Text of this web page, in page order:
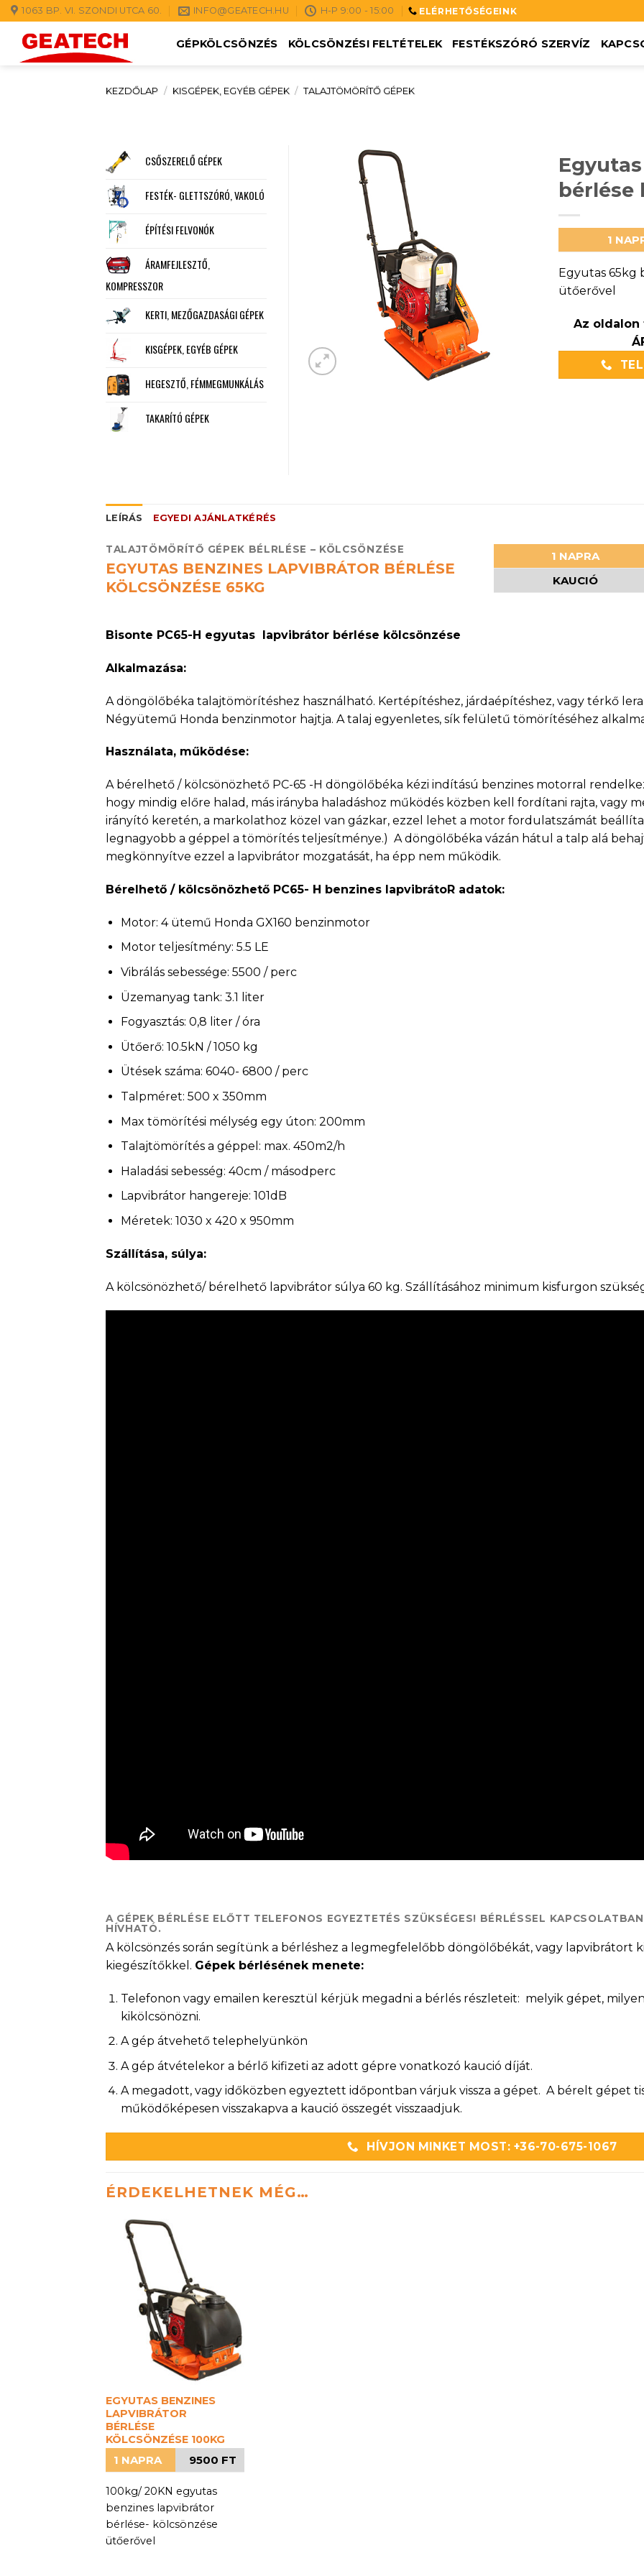
Skip
content
1063 BP. VI. SZONDI UTCA 60. INFO@GEATECH.HU H-P 9:00 - 15:00 ELÉRHETŐSÉGEINK
GÉPKÖLCSÖNZÉS KÖLCSÖNZÉSI FELTÉTELEK FESTÉKSZÓRÓ SZERVÍZ
KEZDŐLAP / KISGÉPEK, EGYÉB GÉPEK / TALAJTÖMÖRÍTŐ GÉPEK
bérlése
1
Egyutas 65kg
ütőerővel
Az oldalon
CSŐSZERELŐ GÉPEK
FESTÉK- GLETTSZÓRÓ, VAKOLÓ
ÉPÍTÉSI FELVONÓK
ÁRAMFEJLESZTŐ,
KOMPRESSZOR
KERTI, MEZŐGAZDASÁGI GÉPEK
KISGÉPEK, EGYÉB GÉPEK
HEGESZTŐ, FÉMMEGMUNKÁLÁS
TAKARÍTÓ GÉPEK
LEÍRÁS EGYEDI AJÁNLATKÉRÉS
TALAJTÖMÖRÍTŐ GÉPEK BÉLRLÉSE – KÖLCSÖNZÉSE
EGYUTAS BENZINES LAPVIBRÁTOR BÉRLÉSE
KÖLCSÖNZÉSE 65KG
1 NAPRA
KAUCIÓ
Bisonte PC65-H egyutas lapvibrátor bérlése kölcsönzése
Alkalmazása:
A döngölőbéka talajtömörítéshez használható. Kertépítéshez, járdaépítéshez, vagy térkő
Négyütemű Honda benzinmotor hajtja. A talaj egyenletes, sík felületű tömörítéséhez
Használata, működése:
A bérelhető / kölcsönözhető PC-65 -H döngölőbéka kézi indítású benzines motorral
hogy mindig előre halad, más irányba haladáshoz működés közben kell fordítani rajta, vagy
irányító keretén, a markolathoz közel van gázkar, ezzel lehet a motor fordulatszámát
legnagyobb a géppel a tömörítés teljesítménye.) A döngölőbéka vázán hátul a talp alá
megkönnyítve ezzel a lapvibrátor mozgatását, ha épp nem működik.
Bérelhető / kölcsönözhető PC65- H benzines lapvibrátoR adatok:
Motor: 4 ütemű Honda GX160 benzinmotor
Motor teljesítmény: 5.5 LE
Vibrálás sebessége: 5500 / perc
Üzemanyag tank: 3.1 liter
Fogyasztás: 0,8 liter / óra
Ütőerő: 10.5kN / 1050 kg
Ütések száma: 6040- 6800 / perc
Talpméret: 500 x 350mm
Max tömörítési mélység egy úton: 200mm
Talajtömörítés a géppel: max. 450m2/h
Haladási sebesség: 40cm / másodperc
Lapvibrátor hangereje: 101dB
Méretek: 1030 x 420 x 950mm
Szállítása, súlya:
A kölcsönözhető/ bérelhető lapvibrátor súlya 60 kg. Szállításához minimum kisfurgon
A GÉPEK BÉRLÉSE ELŐTT TELEFONOS EGYEZTETÉS SZÜKSÉGES! BÉRLÉSSEL
HÍVHATÓ.
A kölcsönzés során segítünk a bérléshez a legmegfelelőbb döngölőbékát, vagy lapvibrátort
kiegészítőkkel. Gépek bérlésének menete:
Telefonon vagy emailen keresztül kérjük megadni a bérlés részleteit: melyik gépet,
kikölcsönözni.
A gép átvehető telephelyünkön
A gép átvételekor a bérlő kifizeti az adott gépre vonatkozó kaució díját.
A megadott, vagy időközben egyeztett időpontban várjuk vissza a gépet. A bérelt gépet
működőképesen visszakapva a kaució összegét visszaadjuk.
HÍVJON MINKET MOST: +36-70-675-1067
ÉRDEKELHETNEK MÉG…
EGYUTAS BENZINES
LAPVIBRÁTOR
BÉRLÉSE
KÖLCSÖNZÉSE 100KG
1 NAPRA 9500 FT
100kg/ 20KN egyutas
benzines lapvibrátor
bérlése- kölcsönzése
ütőerővel